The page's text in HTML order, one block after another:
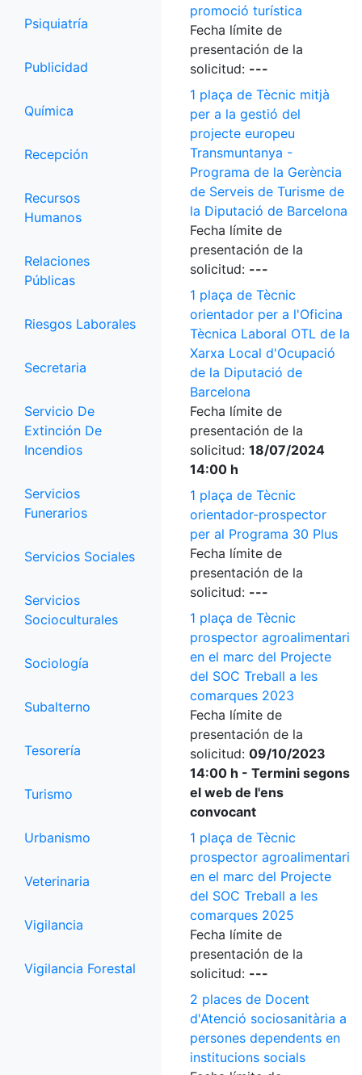
Psiquiatría
Publicidad
Química
Recepción
Recursos
Humanos
Relaciones
Públicas
Riesgos Laborales
Secretaria
Servicio De
Extinción De
Incendios
Servicios
Funerarios
Servicios Sociales
Servicios
Socioculturales
Sociología
Subalterno
Tesorería
Turismo
Urbanismo
Veterinaria
Vigilancia
Vigilancia Forestal
promoció turística
Fecha límite de
presentación de la
solicitud: ---
1 plaça de Tècnic mitjà
per a la gestió del
projecte europeu
Transmuntanya -
Programa de la Gerència
de Serveis de Turisme de
la Diputació de Barcelona
Fecha límite de
presentación de la
solicitud: ---
1 plaça de Tècnic
orientador per a l'Oficina
Tècnica Laboral OTL de la
Xarxa Local d'Ocupació
de la Diputació de
Barcelona
Fecha límite de
presentación de la
solicitud: 18/07/2024
14:00 h
1 plaça de Tècnic
orientador-prospector
per al Programa 30 Plus
Fecha límite de
presentación de la
solicitud: ---
1 plaça de Tècnic
prospector agroalimentari
en el marc del Projecte
del SOC Treball a les
comarques 2023
Fecha límite de
presentación de la
solicitud: 09/10/2023
14:00 h - Termini segons
el web de l'ens
convocant
1 plaça de Tècnic
prospector agroalimentari
en el marc del Projecte
del SOC Treball a les
comarques 2025
Fecha límite de
presentación de la
solicitud: ---
2 places de Docent
d'Atenció sociosanitària a
persones dependents en
institucions socials